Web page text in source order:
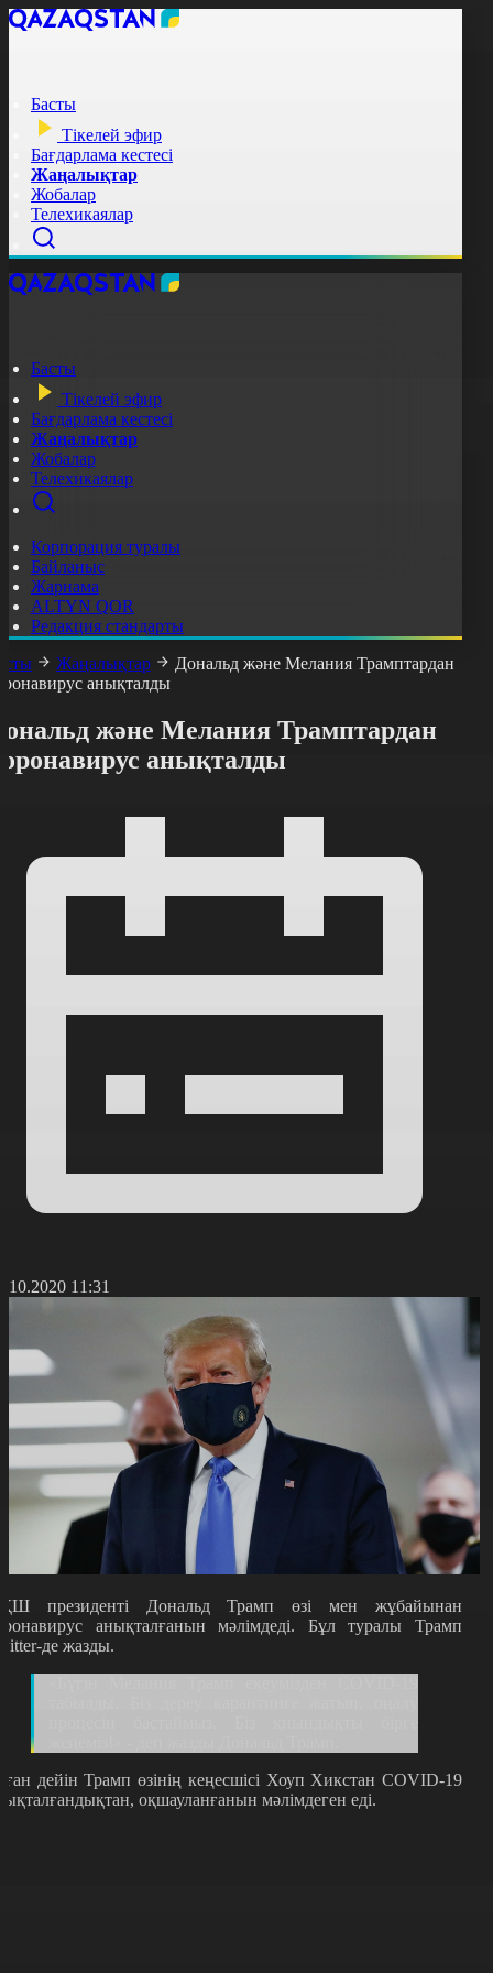
Басты
Тікелей эфир
Бағдарлама кестесі
Жаңалықтар
Жобалар
Телехикаялар
Басты
Тікелей эфир
Бағдарлама кестесі
Жаңалықтар
Жобалар
Телехикаялар
Корпорация туралы
Байланыс
Жарнама
ALTYN QOR
Редакция стандарты
Жаңалықтар
Дональд және Мелания Трамптардан
анықталды
және Мелания Трамптардан
анықталды
11:31
президенті Дональд Трамп өзі мен жұбайынан
анықталғанын мәлімдеді. Бұл туралы Трамп
де жазды.
дейін Трамп өзінің кеңесшісі Хоуп Хикстан COVID-19
оқшауланғанын мәлімдеген еді.